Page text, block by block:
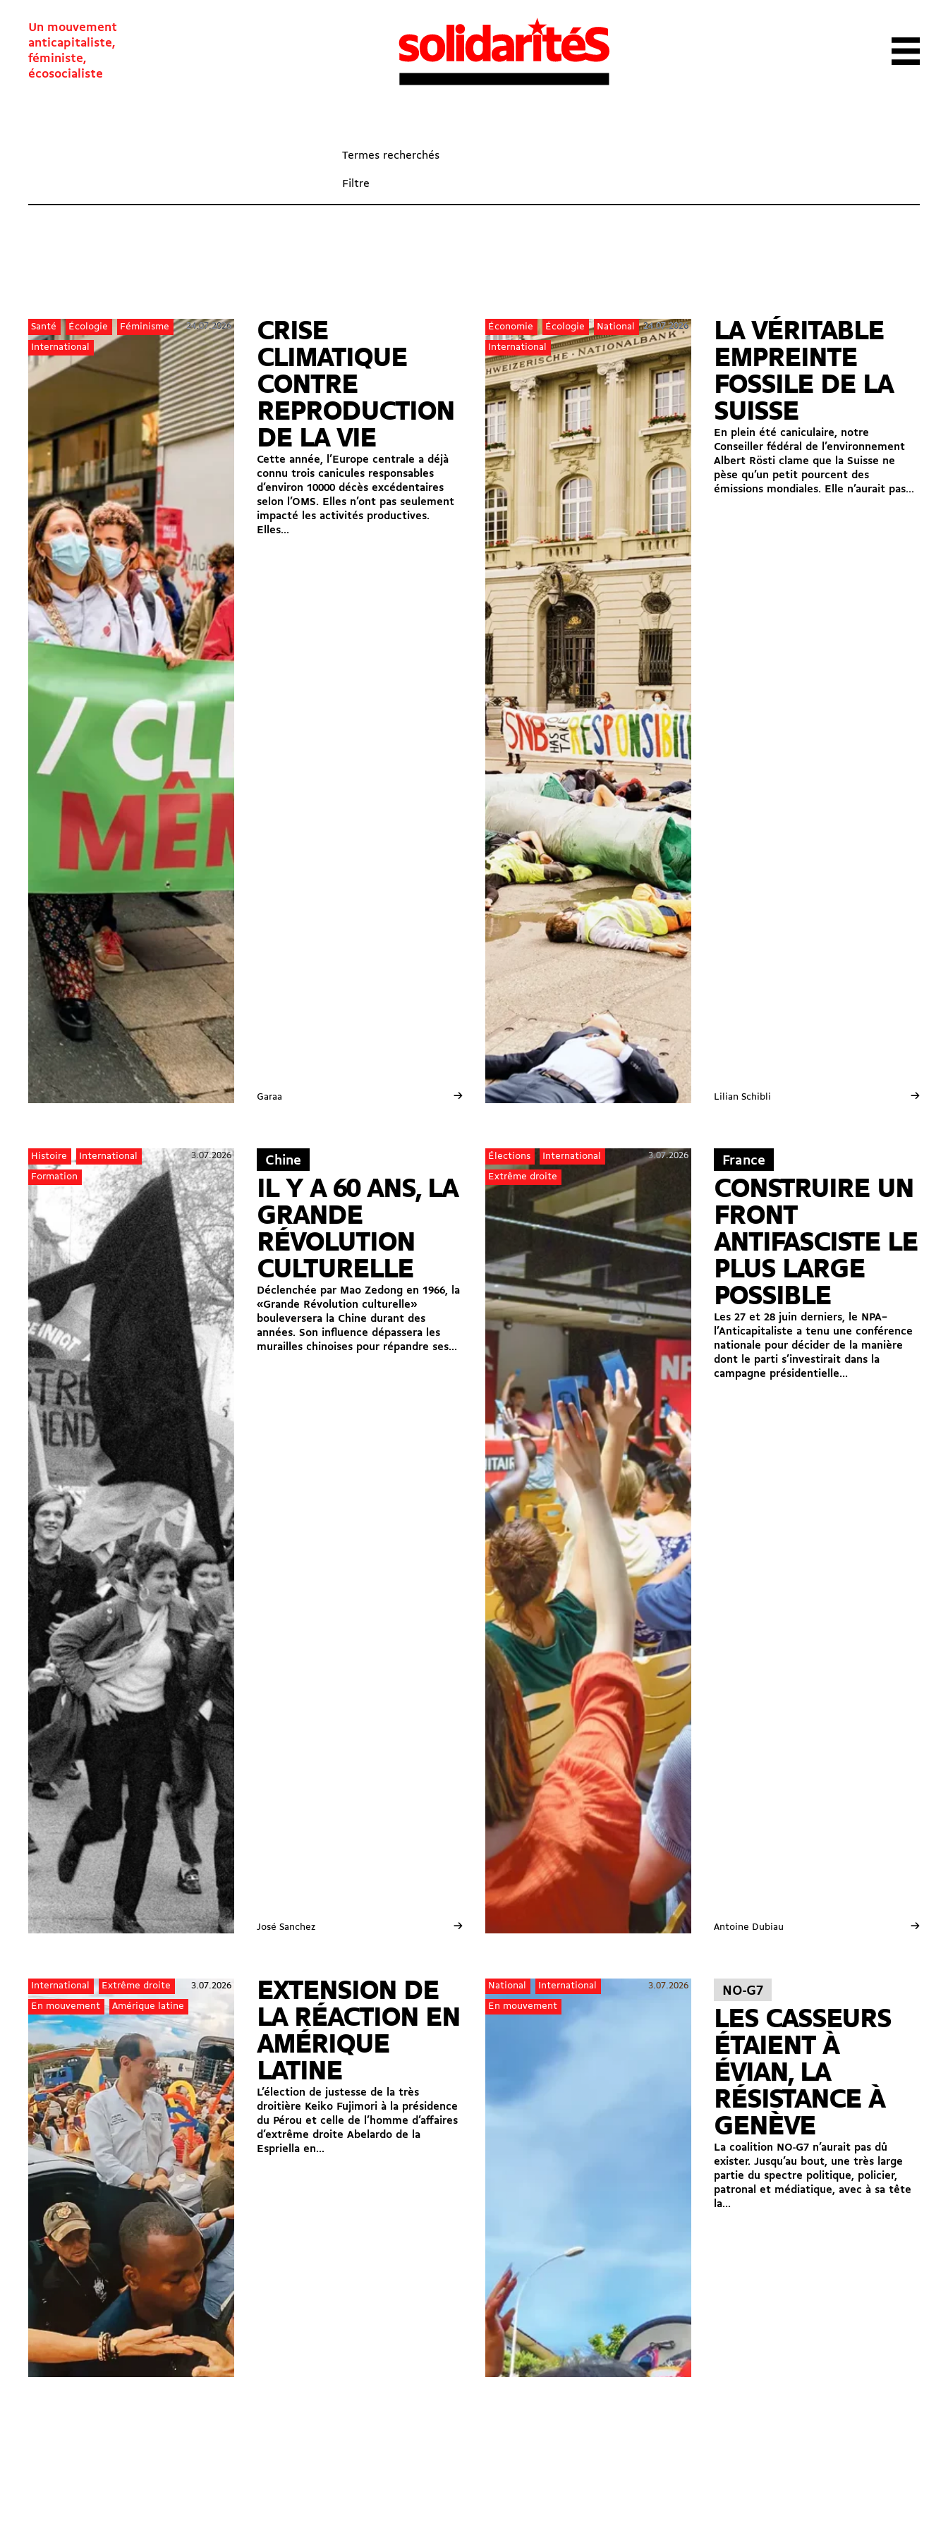
Un mouvement
anticapitaliste,
féministe,
écosocialiste
Termes recherchés
Filtre
Santé Écologie
Féminisme
International
24.07.2026
CRISE
CLIMATIQUE
CONTRE
REPRODUCTION
DE LA VIE
Cette année, l’Europe centrale a déjà
connu trois canicules responsables
d’environ 10000 décès excédentaires
selon l’OMS. Elles n’ont pas seulement
impacté les activités productives.
Elles...
Garaa →
Économie Écologie
National
International
24.07.2026
LA VÉRITABLE
EMPREINTE
FOSSILE DE LA
SUISSE
En plein été caniculaire, notre
Conseiller fédéral de l’environnement
Albert Rösti clame que la Suisse ne
pèse qu’un petit pourcent des
émissions mondiales. Elle n’aurait pas...
Lilian Schibli →
Histoire
International
Formation
3.07.2026 Chine
IL Y A 60 ANS, LA
GRANDE
RÉVOLUTION
CULTURELLE
Déclenchée par Mao Zedong en 1966, la
«Grande Révolution culturelle»
bouleversera la Chine durant des
années. Son influence dépassera les
murailles chinoises pour répandre ses...
José Sanchez →
Élections
International
Extrême droite
3.07.2026 France
CONSTRUIRE UN
FRONT
ANTIFASCISTE LE
PLUS LARGE
POSSIBLE
Les 27 et 28 juin derniers, le NPA–
l’Anticapitaliste a tenu une conférence
nationale pour décider de la manière
dont le parti s’investirait dans la
campagne présidentielle...
Antoine Dubiau →
International
Extrême droite
En mouvement
Amérique latine
3.07.2026
EXTENSION DE
LA RÉACTION EN
AMÉRIQUE
LATINE
L’élection de justesse de la très
droitière Keiko Fujimori à la présidence
du Pérou et celle de l’homme d’affaires
d’extrême droite Abelardo de la
Espriella en...
National
International
En mouvement
3.07.2026 NO-G7
LES CASSEURS
ÉTAIENT À
ÉVIAN, LA
RÉSISTANCE À
GENÈVE
La coalition NO-G7 n’aurait pas dû
exister. Jusqu’au bout, une très large
partie du spectre politique, policier,
patronal et médiatique, avec à sa tête
la...